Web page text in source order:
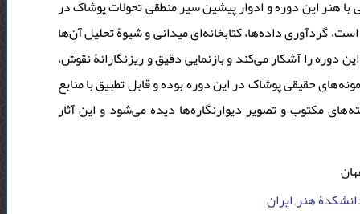
با هنر این دوره و ادوار پیشین سیر منطقی تحولات پوشاک در
این دوره را آشکار خواهد کرد. در این پژوهش که به روش تطبیقی انجام شده است، گردآوری داده‌ها، کتابخانه‌ای‎ ‎میدانی و شیوۀ تحلیل آن‌ها
را آشکار می‌کند و بازنمایی دقیق و ریزنگارانۀ نقوش،
حقیقی پوشاک در این دوره بوده و قابل تطبیق با منابع
مکتوب و تصویر دیوارنگاره‌ها دیده می‌شود و این آثار
هنر, ایران